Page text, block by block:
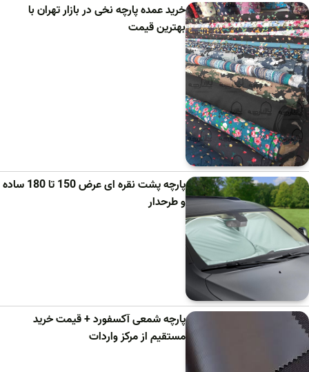
خرید عمده پارچه نخی در بازار تهران با
بهترین قیمت
پارچه پشت نقره ای عرض 150 تا 180 ساده
و طرحدار
پارچه شمعی آکسفورد + قیمت خرید
مستقیم از مرکز واردات